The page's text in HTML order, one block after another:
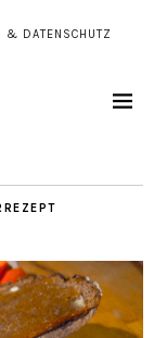
& DATENSCHUTZ